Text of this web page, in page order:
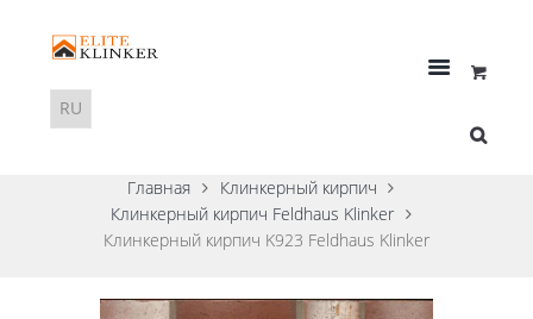
Главная
Клинкерный кирпич
Клинкерный кирпич Feldhaus Klinker
Клинкерный кирпич K923 Feldhaus Klinker